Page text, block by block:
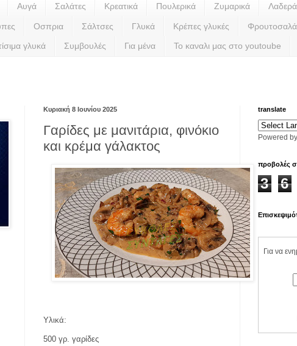
Αυγά Σαλάτες Κρεατικά Πουλερικά Ζυμαρικά Λαδερά
Οσπρια Σάλτσες Γλυκά Κρέπες γλυκές
γλυκά Συμβουλές Για μένα Το καναλι μας στο youtoube
Κυριακή 8 Ιουνίου 2025
Γαρίδες με μανιτάρια, φινόκιο
και κρέμα γάλακτος
Υλικά:
500 γρ. γαρίδες
translate
Powered
προβολές
3 6
Για να